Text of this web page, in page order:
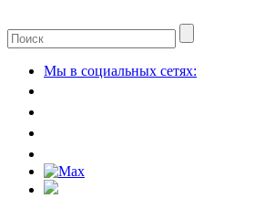
Мы в социальных сетях: